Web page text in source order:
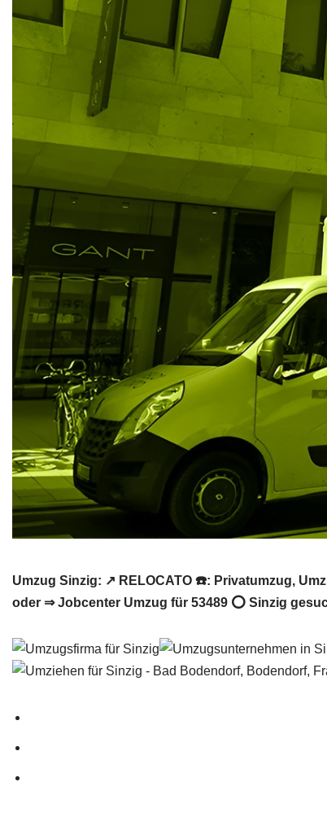
Umzug Sinzig: ↗️ RELOCATO ☎️: Privatumzug,
oder ⇒ Jobcenter Umzug für 53489 ⭕ Sinzig